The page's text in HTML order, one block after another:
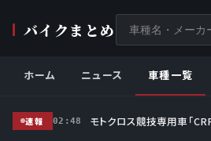
バイクまとめ
イ
内
索
ホーム ニュース 車種一覧
速報 02:48 モトクロス競技専用車「